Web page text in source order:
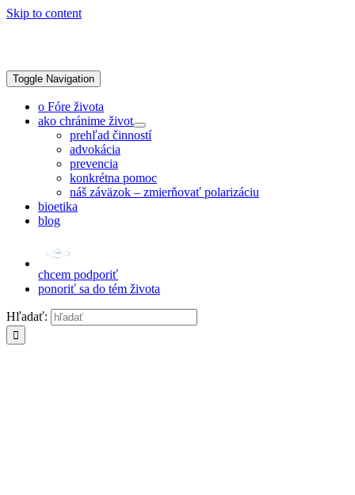
Skip to content
Toggle Navigation
o Fóre života
ako chránime život
prehľad činností
advokácia
prevencia
konkrétna pomoc
náš záväzok – zmierňovať polarizáciu
bioetika
blog
chcem podporiť
ponoriť sa do tém života
Hľadať: